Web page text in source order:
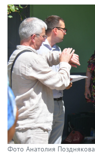
Фото Анатолия Позднякова